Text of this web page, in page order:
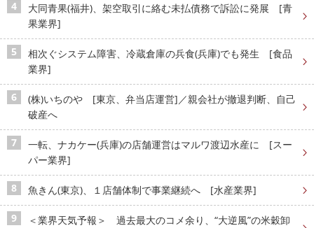
大同青果(福井)、架空取引に絡む未払債務で訴訟に発展 [青
果業界]
相次ぐシステム障害、冷蔵倉庫の兵食(兵庫)でも発生 [食品
業界]
(株)いちのや [東京、弁当店運営]／親会社が撤退判断、自己
破産へ
一転、ナカケー(兵庫)の店舗運営はマルワ渡辺水産に [スー
パー業界]
魚きん(東京)、１店舗体制で事業継続へ [水産業界]
＜業界天気予報＞ 過去最大のコメ余り、“大逆風”の米穀卸